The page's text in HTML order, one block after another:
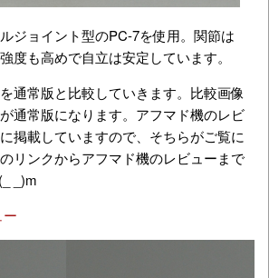
ジョイント型のPC-7を使用。関節は
度も高めで自立は安定しています。
通常版と比較していきます。比較画像
通常版になります。アフマド機のレビ
掲載していますので、そちらがご覧に
リンクからアフマド機のレビューまで
_)m